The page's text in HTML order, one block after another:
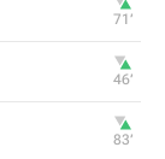
71‎’‎
46‎’‎
83‎’‎